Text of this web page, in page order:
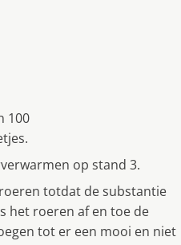
100
op stand 3.
totdat de substantie
het roeren af en toe de
tot er een mooi en niet